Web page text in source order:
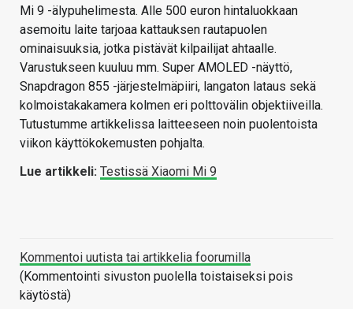
Mi 9 -älypuhelimesta. Alle 500 euron hintaluokkaan
asemoitu laite tarjoaa kattauksen rautapuolen
ominaisuuksia, jotka pistävät kilpailijat ahtaalle.
Varustukseen kuuluu mm. Super AMOLED -näyttö,
Snapdragon 855 -järjestelmäpiiri, langaton lataus sekä
kolmoistakakamera kolmen eri polttovälin objektiiveilla.
Tutustumme artikkelissa laitteeseen noin puolentoista
viikon käyttökokemusten pohjalta.
Lue artikkeli: Testissä Xiaomi Mi 9
Kommentoi uutista tai artikkelia foorumilla
(Kommentointi sivuston puolella toistaiseksi pois
käytöstä)